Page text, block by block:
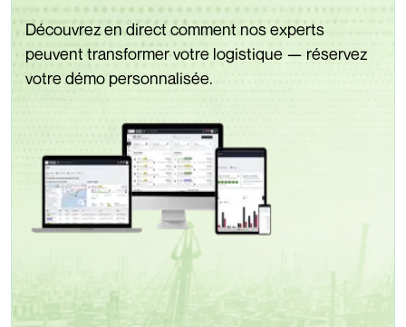
Découvrez en direct comment nos experts
peuvent transformer votre logistique — réservez
votre démo personnalisée.